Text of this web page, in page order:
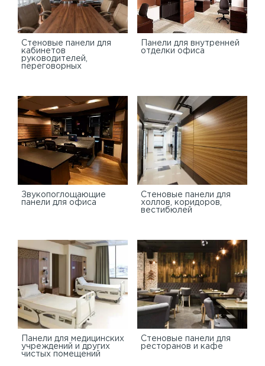
Стеновые панели для
кабинетов
руководителей,
переговорных
Панели для внутренней
отделки офиса
Звукопоглощающие
панели для офиса
Стеновые панели для
холлов, коридоров,
вестибюлей
Панели для медицинских
учреждений и других
чистых помещений
Стеновые панели для
ресторанов и кафе